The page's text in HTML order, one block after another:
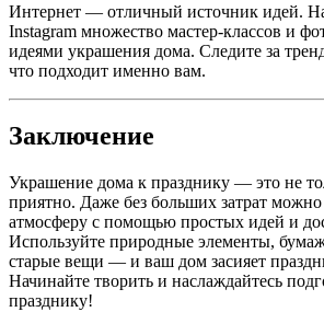
Интернет — отличный источник идей.
Instagram множество мастер-классов и
идеями украшения дома. Следите за
что подходит именно вам.
Заключение
Украшение дома к празднику — это не
приятно. Даже без больших затрат
атмосферу с помощью простых идей и
Используйте природные элементы,
старые вещи — и ваш дом засияет
Начинайте творить и наслаждайтесь
празднику!